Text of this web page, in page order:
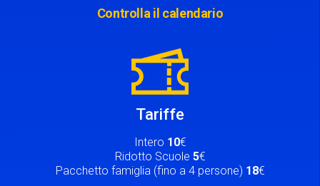
Controlla il calendario
Tariffe
Intero 10€
Ridotto Scuole 5€
Pacchetto famiglia (fino a 4 persone) 18€